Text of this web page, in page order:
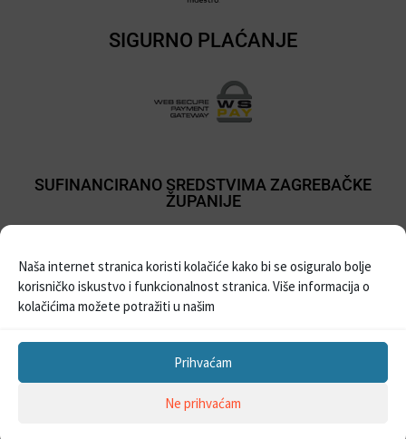
Naša internet stranica koristi kolačiće kako bi se osiguralo bolje
korisničko iskustvo i funkcionalnost stranica. Više informacija o
kolačićima možete potražiti u našim
Prihvaćam
Ne prihvaćam
SIGURNO PLAĆANJE
SUFINANCIRANO SREDSTVIMA ZAGREBAČKE
ŽUPANIJE
Sva prava pridržana © 2021Prodaja balona i pribora za party| Izrada Web
stranica –WebProjekt